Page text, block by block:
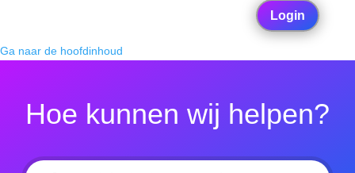
Login
Ga naar de hoofdinhoud
Hoe kunnen wij helpen?